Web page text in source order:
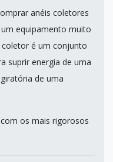
anéis coletores
equipamento muito
é um conjunto
suprir energia de uma
de uma
os mais rigorosos